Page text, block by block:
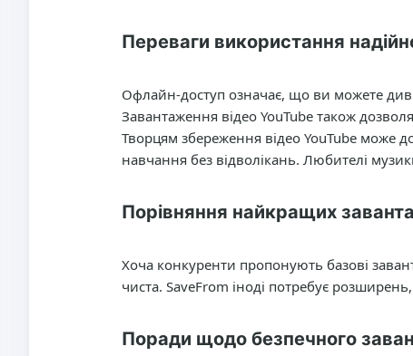
Переваги використання
Офлайн-доступ означає, що ви можете
Завантаження відео YouTube також
Творцям збереження відео YouTube може
навчання без відволікань. Любителі
Порівняння найкращих
Хоча конкуренти пропонують базові
чиста. SaveFrom іноді потребує
Поради щодо безпечного